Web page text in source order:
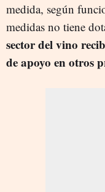
medida, según
medidas no tiene
sector del vino
de apoyo en otros